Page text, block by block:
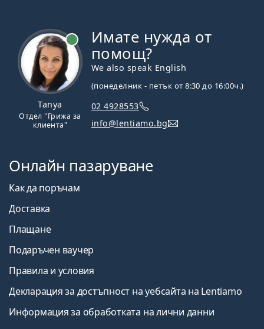
Tanya
Отдел "Грижа за
клиента"
Имате нужда от
помощ?
We also speak English
(понеделник - петък от 8:30 до 16:00ч.)
02 4928553
info@lentiamo.bg
Онлайн пазаруване
Как да поръчам
Доставка
Плащане
Подаръчен ваучер
Правила и условия
Декларация за достъпност на уебсайта на Lentiamo
Информация за обработката на лични данни